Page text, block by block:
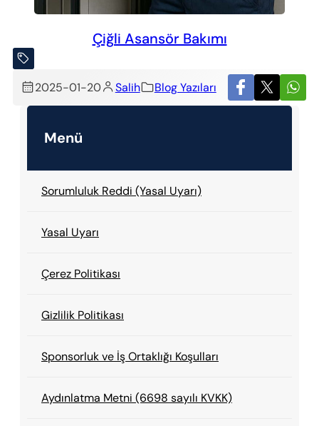
Çiğli Asansör Bakımı
2025-01-20 Salih Blog Yazıları
Menü
Sorumluluk Reddi (Yasal Uyarı)
Yasal Uyarı
Çerez Politikası
Gizlilik Politikası
Sponsorluk ve İş Ortaklığı Koşulları
Aydınlatma Metni (6698 sayılı KVKK)